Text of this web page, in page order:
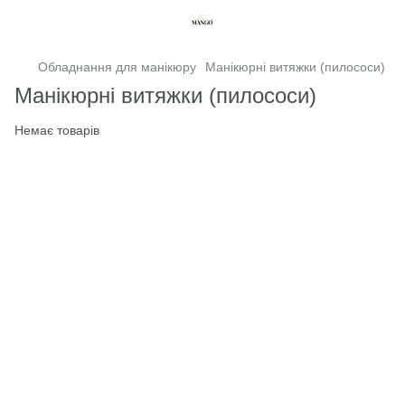
Обладнання для манікюру Манікюрні витяжки (пилососи)
Манікюрні витяжки (пилососи)
Немає товарів